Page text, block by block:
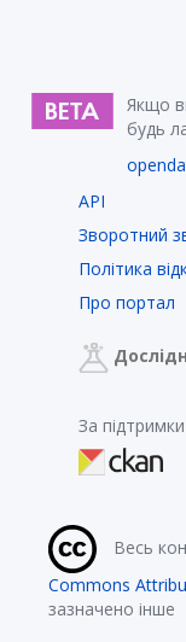
Якщо
будь
API
Зворотний
Політика
Про портал
За підтримки
Весь
Commons
зазначено інше